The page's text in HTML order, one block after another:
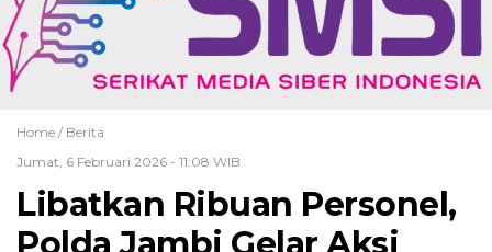
Home / Berita
Jumat, 6 Februari 2026 - 11:08 WIB
Libatkan Ribuan Personel,
Polda Jambi Gelar Aksi